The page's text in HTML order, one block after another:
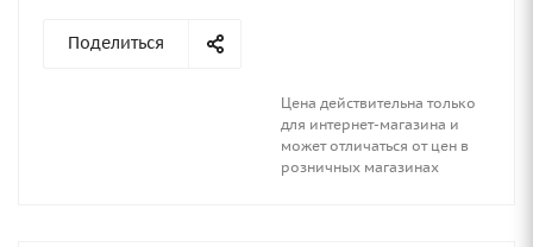
Поделиться
Цена действительна только
для интернет-магазина и
может отличаться от цен в
розничных магазинах